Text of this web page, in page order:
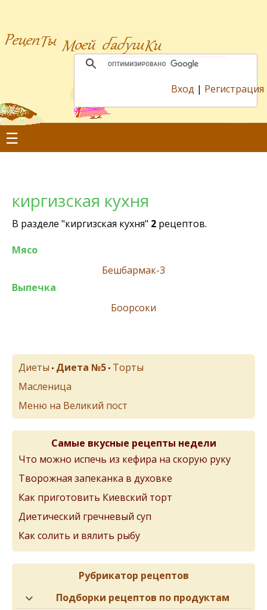
Вход | Регистрация
☰
киргизская кухня
В разделе "киргизская кухня" 2 рецептов.
Мясо
Бешбармак-3
Выпечка
Боорсоки
Диеты • Диета №5 • Торты
Масленица
Меню на Великий пост
Самые вкусные рецепты недели
Что можно испечь из кефира на скорую руку
Творожная запеканка в духовке
Как приготовить Киевский торт
Диетический гречневый суп
Как солить и вялить рыбу
Рубрикатор рецептов
Подборки рецептов по продуктам